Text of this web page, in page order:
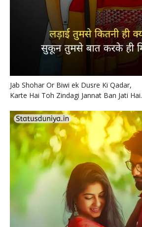
Jab Shohar Or Biwi ek Dusre Ki Qadar,
Karte Hai Toh Zindagi Jannat Ban Jati Hai.